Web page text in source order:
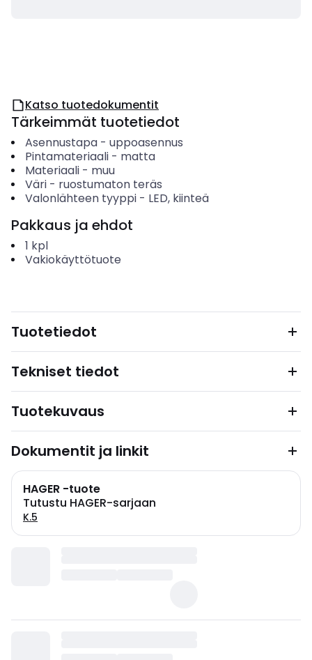
Katso tuotedokumentit
Tärkeimmät tuotetiedot
Asennustapa- uppoasennus
Pintamateriaali- matta
Materiaali- muu
Väri- ruostumaton teräs
Valonlähteen tyyppi- LED, kiinteä
Pakkaus ja ehdot
1 kpl
Vakiokäyttötuote
Tuotetiedot
Tekniset tiedot
Tuotekuvaus
Dokumentit ja linkit
HAGER -tuote
Tutustu HAGER-sarjaan
K.5